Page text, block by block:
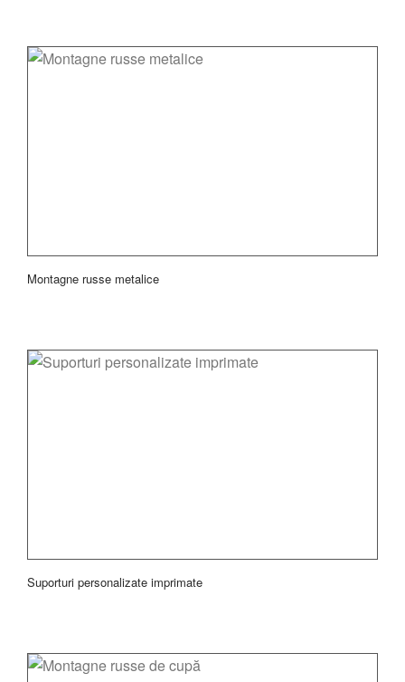
Montagne russe metalice
Suporturi personalizate imprimate